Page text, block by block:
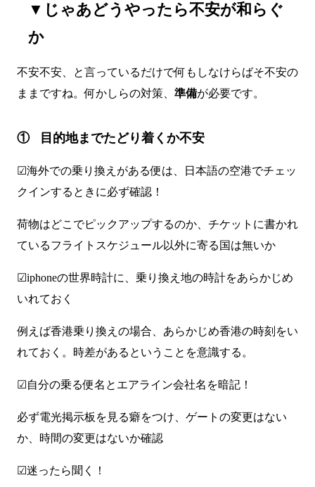
▼じゃあどうやったら不安が和らぐ
か
不安不安、と言っているだけで何もしなけらばそ不安の
ままですね。何かしらの対策、 準備が必要です。
① 目的地までたどり着くか不安
☑海外での乗り換えがある便は、日本語の空港でチェッ
クインするときに必ず確認！
荷物はどこでピックアップするのか、チケットに書かれ
ているフライトスケジュール以外に寄る国は無いか
☑iphoneの世界時計に、乗り換え地の時計をあらかじめ
いれておく
例えば香港乗り換えの場合、あらかじめ香港の時刻をい
れておく。時差があるということを意識する。
☑自分の乗る便名とエアライン会社名を暗記！
必ず電光掲示板を見る癖をつけ、ゲートの変更はない
か、時間の変更はないか確認
☑迷ったら聞く！